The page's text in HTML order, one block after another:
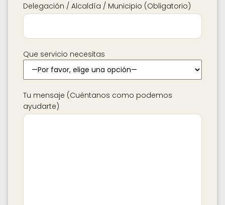
Delegación / Alcaldía / Municipio (Obligatorio)
Que servicio necesitas
Tu mensaje (Cuéntanos como podemos
ayudarte)